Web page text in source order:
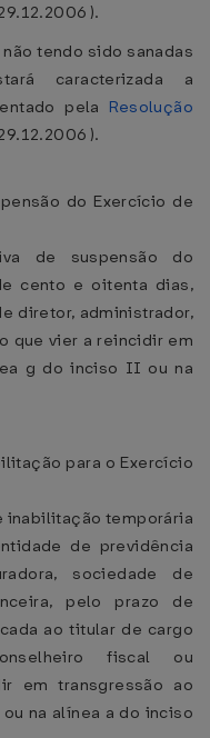
).
tendo sido sanadas
caracterizada a
pela Resolução
).
do Exercício de
de suspensão do
cento e oitenta dias,
diretor, administrador,
que vier a reincidir em
g do inciso II ou na
para o Exercício
inabilitação temporária
de previdência
sociedade de
pelo prazo de
ao titular de cargo
fiscal ou
em transgressão ao
na alínea a do inciso